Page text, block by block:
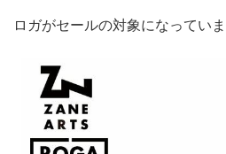
ロガがセールの対象になってい